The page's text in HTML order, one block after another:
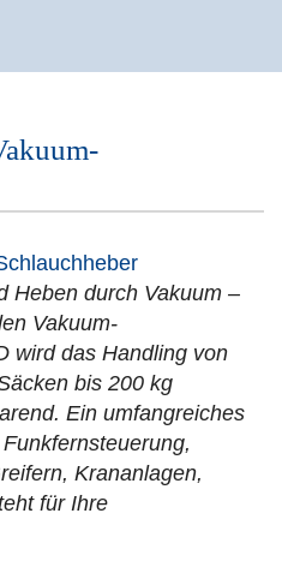
Heben durch Vakuum –
Vakuum-
wird das Handling von
bis 200 kg
Ein umfangreiches
Krananlagen,
für Ihre